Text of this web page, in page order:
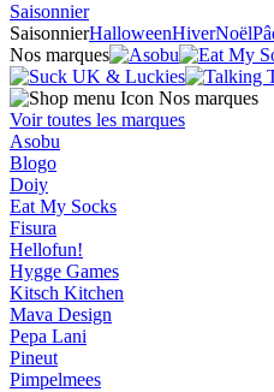
Saisonnier
SaisonnierHalloweenHiverNoël
Nos marques
Nos marques
Voir toutes les marques
Asobu
Blogo
Doiy
Eat My Socks
Fisura
Hellofun!
Hygge Games
Kitsch Kitchen
Mava Design
Pepa Lani
Pineut
Pimpelmees